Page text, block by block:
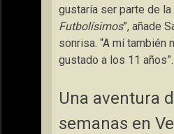
gustaría ser parte de la
Futbolísimos”, añade
sonrisa. “A mí también
gustado a los 11 años”.
Una aventura
semanas en